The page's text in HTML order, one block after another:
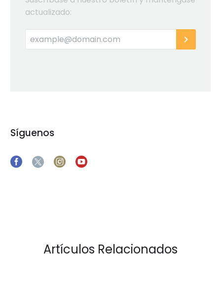
actualizado:
Síguenos
Artículos Relacionados